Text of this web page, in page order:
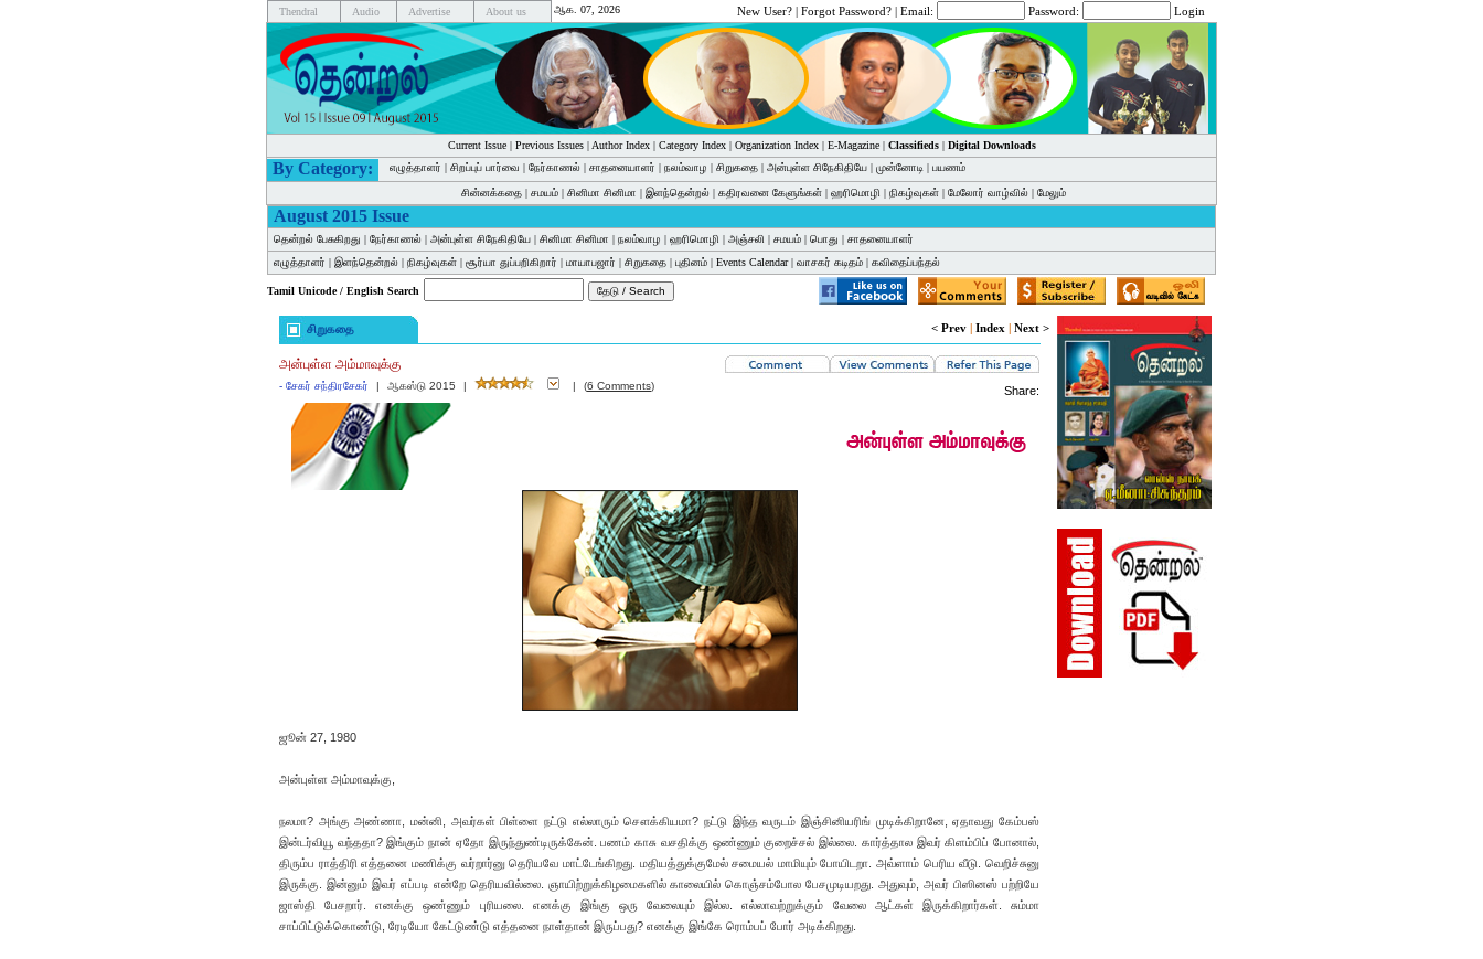
Thendral Audio Advertise About us ஆக. 07, 2026 New User? | Forgot Password? | Email: Password: Login
Current Issue| Previous Issues| Author Index| Category Index| Organization Index| E-Magazine| Classifieds| Digital Downloads
By Category: எழுத்தாளர் | சிறப்புப் பார்வை | நேர்காணல் | சாதனையாளர் | நலம்வாழ | சிறுகதை | அன்புள்ள சிநேகிதியே | முன்னோடி | பயணம்
சின்னக்கதை | சமயம் | சினிமா சினிமா | இளந்தென்றல் | கதிரவனை கேளுங்கள் | ஹரிமொழி | நிகழ்வுகள் | மேலோர் வாழ்வில் | மேலும்
August 2015 Issue
தென்றல் பேசுகிறது | நேர்காணல் | அன்புள்ள சிநேகிதியே | சினிமா சினிமா | நலம்வாழ | ஹரிமொழி | அஞ்சலி | சமயம் | பொது | சாதனையாளர்
எழுத்தாளர் | இளந்தென்றல் | நிகழ்வுகள் | சூர்யா துப்பறிகிறார் | மாயாபஜார் | சிறுகதை | புதினம் | Events Calendar| வாசகர் கடிதம் | கவிதைப்பந்தல்
Tamil Unicode / English Search
சிறுகதை < Prev | Index | Next >
அன்புள்ள அம்மாவுக்கு
- சேகர் சந்திரசேகர் | ஆகஸ்டு 2015 | | (6 Comments) Share:
ஜூன் 27, 1980
அன்புள்ள அம்மாவுக்கு,
நலமா? அங்கு அண்ணா, மன்னி, அவர்கள் பிள்ளை நட்டு எல்லாரும் சௌக்கியமா? நட்டு இந்த வருடம் இஞ்சினியரிங் முடிக்கிறானே, ஏதாவது கேம்பஸ்
இன்டர்வியூ வந்ததா? இங்கும் நான் ஏதோ இருந்துண்டிருக்கேன். பணம் காசு வசதிக்கு ஒண்ணும் குறைச்சல் இல்லை. கார்த்தால இவர் கிளம்பிப் போனால்,
திரும்ப ராத்திரி எத்தனை மணிக்கு வர்றார்னு தெரியவே மாட்டேங்கிறது. மதியத்துக்குமேல் சமையல் மாமியும் போயிடறா. அவ்ளாம் பெரிய வீடு. வெறிச்சுனு
இருக்கு. இன்னும் இவர் எப்படி என்றே தெரியவில்லை. ஞாயிற்றுக்கிழமைகளில் காலையில் கொஞ்சம்போல பேசமுடியறது. அதுவும், அவர் பிஸினஸ் பற்றியே
ஜாஸ்தி பேசறார். எனக்கு ஒண்ணும் புரியலை. எனக்கு இங்கு ஒரு வேலையும் இல்ல. எல்லாவற்றுக்கும் வேலை ஆட்கள் இருக்கிறார்கள். சும்மா
சாப்பிட்டுக்கொண்டு, ரேடியோ கேட்டுண்டு எத்தனை நாள்தான் இருப்பது? எனக்கு இங்கே ரொம்பப் போர் அடிக்கிறது.